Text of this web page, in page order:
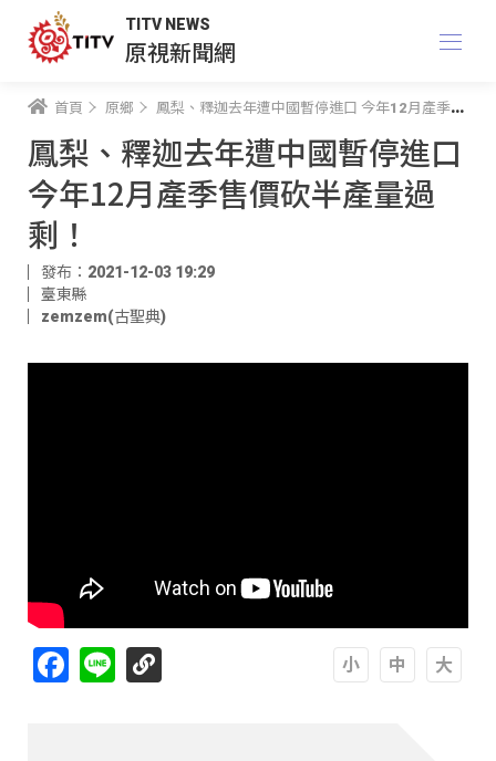
TITV NEWS
原視新聞網
首頁 原鄉 鳳梨、釋迦去年遭中國暫停進口 今年12月產季售價砍半產量過剩！
鳳梨、釋迦去年遭中國暫停進口
今年12月產季售價砍半產量過
剩！
發布：2021-12-03 19:29
臺東縣
zemzem(古聖典)
Facebook
Line